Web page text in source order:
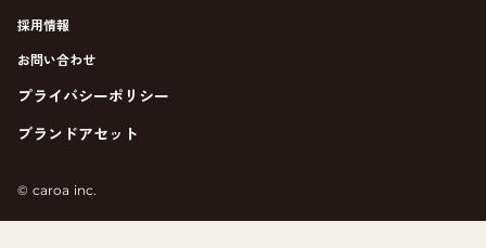
採用情報
お問い合わせ
プライバシーポリシー
ブランドアセット
©︎ caroa inc.